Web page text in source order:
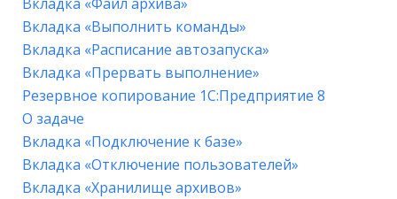
Вкладка «Выполнить команды»
Вкладка «Расписание автозапуска»
Вкладка «Прервать выполнение»
Резервное копирование 1С:Предприятие 8
О задаче
Вкладка «Подключение к базе»
Вкладка «Отключение пользователей»
Вкладка «Хранилище архивов»